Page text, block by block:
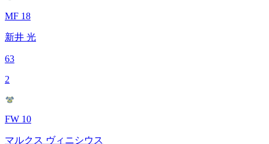
MF 18
新井 光
63
2
FW 10
マルクス ヴィニシウス